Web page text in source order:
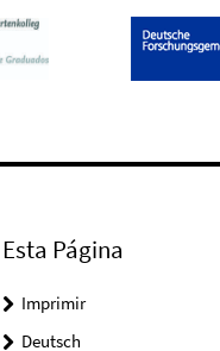
Esta Página
Imprimir
Deutsch